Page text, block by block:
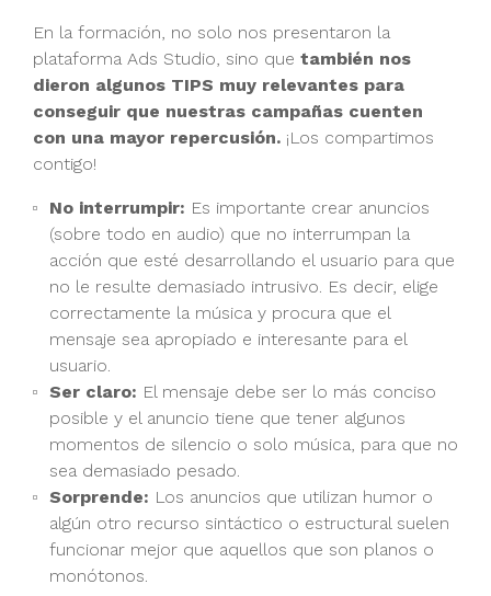
En la formación, no solo nos presentaron la
plataforma Ads Studio, sino que también nos
dieron algunos TIPS muy relevantes para
conseguir que nuestras campañas cuenten
con una mayor repercusión. ¡Los compartimos
contigo!
No interrumpir: Es importante crear anuncios
(sobre todo en audio) que no interrumpan la
acción que esté desarrollando el usuario para que
no le resulte demasiado intrusivo. Es decir, elige
correctamente la música y procura que el
mensaje sea apropiado e interesante para el
usuario.
Ser claro: El mensaje debe ser lo más conciso
posible y el anuncio tiene que tener algunos
momentos de silencio o solo música, para que no
sea demasiado pesado.
Sorprende: Los anuncios que utilizan humor o
algún otro recurso sintáctico o estructural suelen
funcionar mejor que aquellos que son planos o
monótonos.